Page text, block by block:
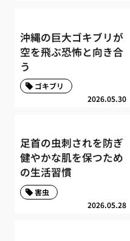
沖縄の巨大ゴキブリが
空を飛ぶ恐怖と向き合
う
2026.05.30
ゴキブリ
足首の虫刺されを防ぎ
健やかな肌を保つため
の生活習慣
2026.05.28
害虫